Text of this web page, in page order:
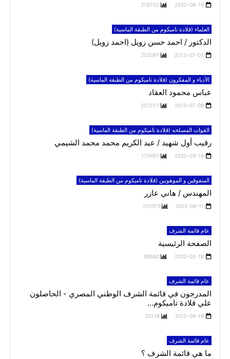
2020-06-10
376752
العلماء (قلادة تاميكوم من الطبقة الماسية)
الدكتور / احمد حسن زويل (احمد زويل)
2013-07-07
252097
الأدباء و المفكرون (قلادة تاميكوم من الطبقة الماسية)
عباس محمود العقاد
2013-07-09
207277
القوات المسلحه (قلادة تاميكوم من الطبقة الماسية)
رقيب أول شهيد / عبد الكريم محمد محمد الشيمي
2020-03-16
170457
المتفوقين و الموهوبين (قلادة تاميكوم من الطبقة الماسية)
المهندس / هاني عازر
2015-06-11
170371
عام قائمة الشرف
الصفحة الرئيسية
2022-02-18
66860
عام قائمة الشرف
المدرجون في قائمة الشرف الوطني المصري - الحاصلون
علي قلادة تاميكوم...
2015-06-19
33178
عام قائمة الشرف
ما هي قائمة الشرف ؟